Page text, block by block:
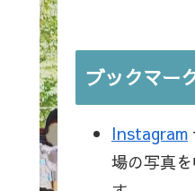
ブックマー
Instagram
場の写真